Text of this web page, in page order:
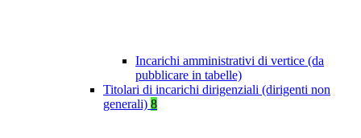
Incarichi amministrativi di vertice (da
pubblicare in tabelle)
Titolari di incarichi dirigenziali (dirigenti non
generali) 8